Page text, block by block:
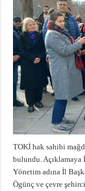
TOKİ hak sahibi
bulundu. Açıklamaya
Yönetim adına İl
Ögünç ve çevre